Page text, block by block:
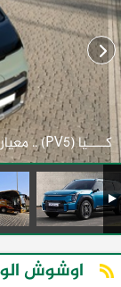
كـــــيا (PV5) .. معيار جديد من القيادة الإستثنائية
اوشوش